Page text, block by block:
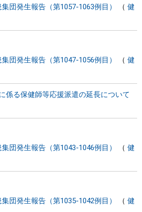
団発生報告（第1057-1063例目）
健
団発生報告（第1047-1056例目）
健
係る保健師等応援派遣の延長について
団発生報告（第1043-1046例目）
健
団発生報告（第1035-1042例目）
健